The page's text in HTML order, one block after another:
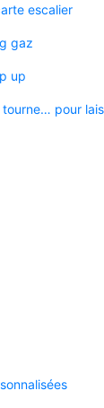
escalier
gaz
up
pour